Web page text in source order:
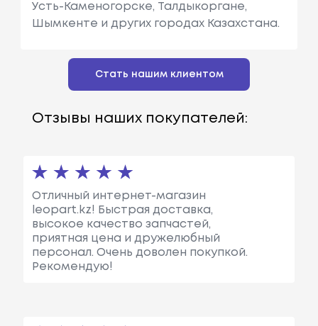
Усть-Каменогорске, Талдыкоргане,
Шымкенте и других городах Казахстана.
Стать нашим клиентом
Отзывы наших покупателей:
Отличный интернет-магазин
leopart.kz! Быстрая доставка,
высокое качество запчастей,
приятная цена и дружелюбный
персонал. Очень доволен покупкой.
Рекомендую!